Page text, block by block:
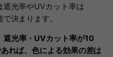
光率やUVカット率は
決まります。
遮光率・UVカット率が10
れば、色による効果の差は